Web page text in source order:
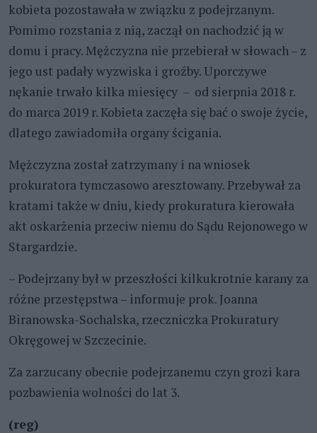
kobieta pozostawała w związku z podejrzanym.
Pomimo rozstania z nią, zaczął on nachodzić ją w
domu i pracy. Mężczyzna nie przebierał w słowach – z
jego ust padały wyzwiska i groźby. Uporczywe
nękanie trwało kilka miesięcy – od sierpnia 2018 r.
do marca 2019 r. Kobieta zaczęła się bać o swoje życie,
dlatego zawiadomiła organy ścigania.
Mężczyzna został zatrzymany i na wniosek
prokuratora tymczasowo aresztowany. Przebywał za
kratami także w dniu, kiedy prokuratura kierowała
akt oskarżenia przeciw niemu do Sądu Rejonowego w
Stargardzie.
– Podejrzany był w przeszłości kilkukrotnie karany za
różne przestępstwa – informuje prok. Joanna
Biranowska-Sochalska, rzeczniczka Prokuratury
Okręgowej w Szczecinie.
Za zarzucany obecnie podejrzanemu czyn grozi kara
pozbawienia wolności do lat 3.
(reg)